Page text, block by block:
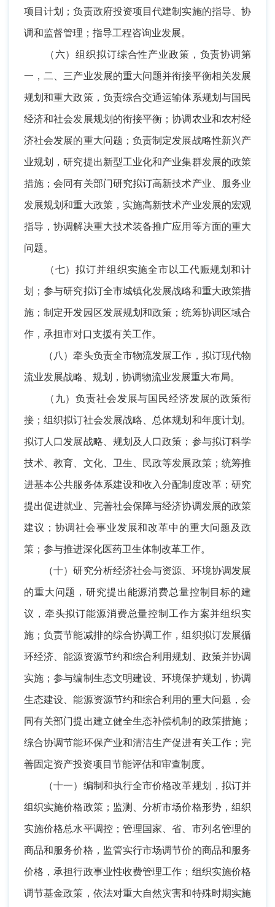
项目计划；负责政府投资项目代建制实施的指导、协
调和监督管理；指导工程咨询业发展。
（六）组织拟订综合性产业政策，负责协调第
一，二、三产业发展的重大问题并衔接平衡相关发展
规划和重大政策，负责综合交通运输体系规划与国民
经济和社会发展规划的衔接平衡；协调农业和农村经
济社会发展的重大问题；负责制定发展战略性新兴产
业规划，研究提出新型工业化和产业集群发展的政策
措施；会同有关部门研究拟订高新技术产业、服务业
发展规划和重大政策，实施高新技术产业发展的宏观
指导，协调解决重大技术装备推广应用等方面的重大
问题。
（七）拟订并组织实施全市以工代赈规划和计
划；参与研究拟订全市城镇化发展战略和重大政策措
施；制定开发园区发展规划和政策；统筹协调区域合
作，承担市对口支援有关工作。
（八）牵头负责全市物流发展工作，拟订现代物
流业发展战略、规划，协调物流业发展重大布局。
（九）负责社会发展与国民经济发展的政策衔
接；组织拟订社会发展战略、总体规划和年度计划。
拟订人口发展战略、规划及人口政策；参与拟订科学
技术、教育、文化、卫生、民政等发展政策；统筹推
进基本公共服务体系建设和收入分配制度改革；研究
提出促进就业、完善社会保障与经济协调发展的政策
建议；协调社会事业发展和改革中的重大问题及政
策；参与推进深化医药卫生体制改革工作。
（十）研究分析经济社会与资源、环境协调发展
的重大问题，研究提出能源消费总量控制目标的建
议，牵头拟订能源消费总量控制工作方案并组织实
施；负责节能减排的综合协调工作，组织拟订发展循
环经济、能源资源节约和综合利用规划、政策并协调
实施；参与编制生态文明建设、环境保护规划，协调
生态建设、能源资源节约和综合利用的重大问题，会
同有关部门提出建立健全生态补偿机制的政策措施；
综合协调节能环保产业和清洁生产促进有关工作；完
善固定资产投资项目节能评估和审查制度。
（十一）编制和执行全市价格改革规划，拟订并
组织实施价格政策；监测、分析市场价格形势，组织
实施价格总水平调控；管理国家、省、市列名管理的
商品和服务价格，监管实行市场调节价的商品和服务
价格，承担行政事业性收费管理工作；组织实施价格
调节基金政策，依法对重大自然灾害和特殊时期实施